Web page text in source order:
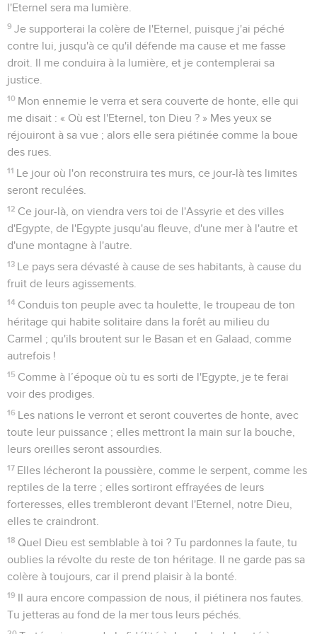
Désactivé
Police d'écriture
Serif Sans-serif
Taille de texte
Petit Moyen Grand
Merci à Bibles et Publications Chrétiennes
textes de l’Ancien Testament et la situation de sa localité
d’origine, Elqoch (1.1), est incertaine. Sa prophétie est tout
entière consacrée au jugement et à la chute de Ninive,
capitale de l’Assyrie. Certaines données permettent
toutefois de la dater.
On assiste vers 900 avant Jésus-Christ à la constitution du
nouvel empire assyrien, prélude à trois siècles de guerres
sanglantes avec les peuples voisins. Ninive en devient la
capitale sous Sennachérib (704 à 681). En 663, pour
s’opposer aux attaques égyptiennes, le roi assyrien
Assourbanipal (669 à 627) s’empare de Thèbes, capitale de
la Haute Egypte et première cité de l’Orient. Mais après la
mort du roi, l’Assyrie connaît un déclin rapide. Les
fondent un nouvel empire en 626. A partir de 618, alliés aux
Mèdes et aux Scythes, ils vont de victoire en victoire contre
les Assyriens. Avec les Mèdes, ils prennent Ninive d’assaut
et rasent la ville en 612. En 606, il ne restera rien de
l’empire assyrien, dont le territoire est partagé entre les
Mèdes et les Babyloniens.
Durant ces années, les royaumes d’Israël et de Juda ont,
eux aussi, souffert de l’emprise assyrienne sur le Moyen-
Orient. En 722, Samarie, la capitale du royaume du Nord, est
détruite et sa population déportée. Quelques années
auparavant, le roi de Juda, Ahaz, s’était soumis au roi
d’Assyrie et avait dû adopter les dieux de son nouveau
maître (2 R 16.18). Ezéchias, son successeur, entreprend une
réforme religieuse et se révolte contre l’Assyrie. Mais son
de résistance à l’Assyrie paraissant en effet désespérée.
Manassé se soumet et livre son royaume au culte des dieux
assyriens (2 R 21.1-18).
Le ministère de Nahoum s’inscrit entre la chute de Thèbes,